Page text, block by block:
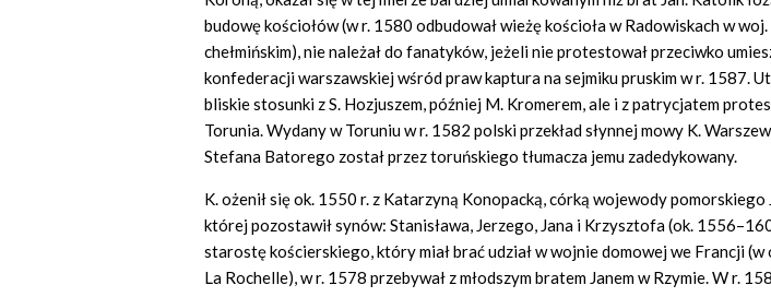
budowę kościołów (w r. 1580 odbudował wieżę kościoła w Radowiskach w woj.
chełmińskim), nie należał do fanatyków, jeżeli nie protestował przeciwko
konfederacji warszawskiej wśród praw kaptura na sejmiku pruskim w r. 1587.
bliskie stosunki z S. Hozjuszem, później M. Kromerem, ale i z patrycjatem
Torunia. Wydany w Toruniu w r. 1582 polski przekład słynnej mowy K.
Stefana Batorego został przez toruńskiego tłumacza jemu zadedykowany.
K. ożenił się ok. 1550 r. z Katarzyną Konopacką, córką wojewody pomorskiego
której pozostawił synów: Stanisława, Jerzego, Jana i Krzysztofa (ok.
starostę kościerskiego, który miał brać udział w wojnie domowej we Francji (w
La Rochelle), w r. 1578 przebywał z młodszym bratem Janem w Rzymie. W r.